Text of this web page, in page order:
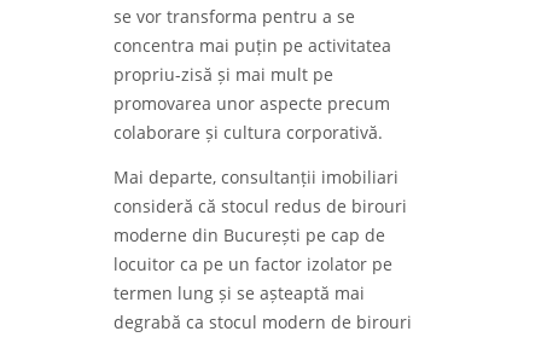
se vor transforma pentru a se
concentra mai puțin pe activitatea
propriu-zisă și mai mult pe
promovarea unor aspecte precum
colaborare și cultura corporativă.
Mai departe, consultanții imobiliari
consideră că stocul redus de birouri
moderne din București pe cap de
locuitor ca pe un factor izolator pe
termen lung și se așteaptă mai
degrabă ca stocul modern de birouri